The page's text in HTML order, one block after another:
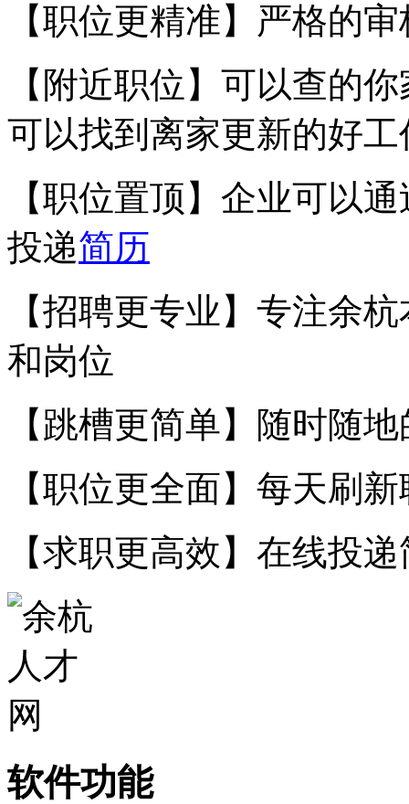
【职位更精准】严格的
【附近职位】可以查的
可以找到离家更新的好工
【职位置顶】企业可以
投递简历
【招聘更专业】专注余
和岗位
【跳槽更简单】随时随
【职位更全面】每天刷
【求职更高效】在线投
软件功能